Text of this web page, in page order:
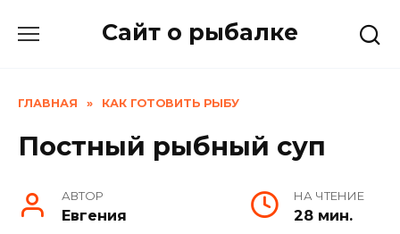
Сайт о рыбалке
ГЛАВНАЯ » КАК ГОТОВИТЬ РЫБУ
Постный рыбный суп
АВТОР
Евгения
НА ЧТЕНИЕ
28 мин.